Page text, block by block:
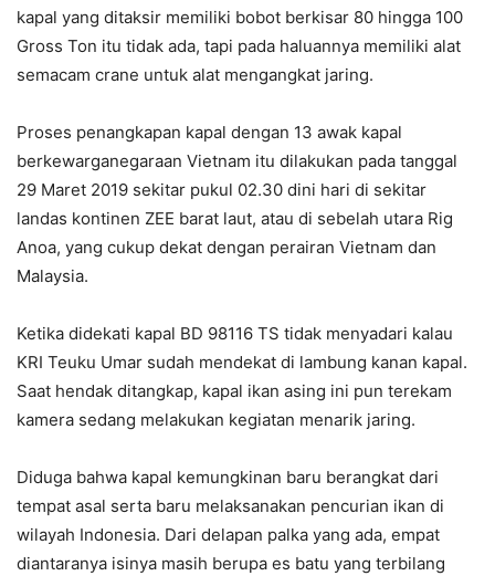
kapal yang ditaksir memiliki bobot berkisar 80 hingga 100
Gross Ton itu tidak ada, tapi pada haluannya memiliki alat
semacam crane untuk alat mengangkat jaring.
Proses penangkapan kapal dengan 13 awak kapal
berkewarganegaraan Vietnam itu dilakukan pada tanggal
29 Maret 2019 sekitar pukul 02.30 dini hari di sekitar
landas kontinen ZEE barat laut, atau di sebelah utara Rig
Anoa, yang cukup dekat dengan perairan Vietnam dan
Malaysia.
Ketika didekati kapal BD 98116 TS tidak menyadari kalau
KRI Teuku Umar sudah mendekat di lambung kanan kapal.
Saat hendak ditangkap, kapal ikan asing ini pun terekam
kamera sedang melakukan kegiatan menarik jaring.
Diduga bahwa kapal kemungkinan baru berangkat dari
tempat asal serta baru melaksanakan pencurian ikan di
wilayah Indonesia. Dari delapan palka yang ada, empat
diantaranya isinya masih berupa es batu yang terbilang